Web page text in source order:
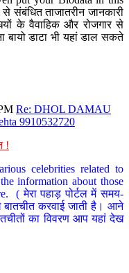
संबंधित ताजातरीन जानकारी
के वैवाहिक और रोजगार से
डाटा भी यहां डाल सकते
Re: DHOL DAMAU
9910532720
!
celebrities related to
information about those
( मेरा पहाड़ पोर्टल में समय-
बातचीत करवाई जाती है। आने
का विवरण आप यहां देख